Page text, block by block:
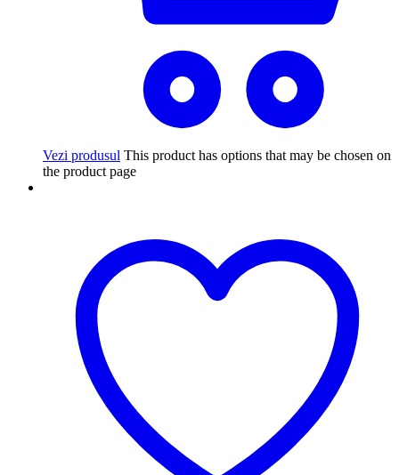
Vezi produsul This product has options that may be chosen on
the product page